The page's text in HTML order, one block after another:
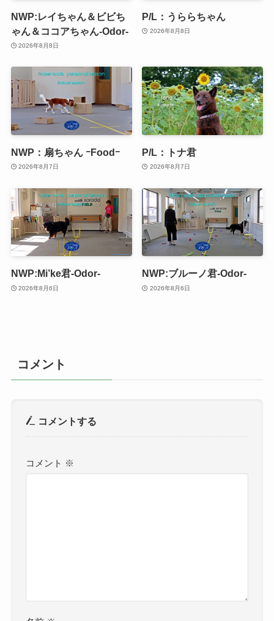
NWP:レイちゃん＆ビビち
ゃん＆ココアちゃん-Odor-
2026年8月8日
P/L：うららちゃん
2026年8月8日
NWP：扇ちゃん ｰFoodｰ
2026年8月7日
P/L：トナ君
2026年8月7日
NWP:Mi’ke君-Odor-
2026年8月6日
NWP:ブルーノ君-Odor-
2026年8月6日
コメント
コメントする
コメント ※